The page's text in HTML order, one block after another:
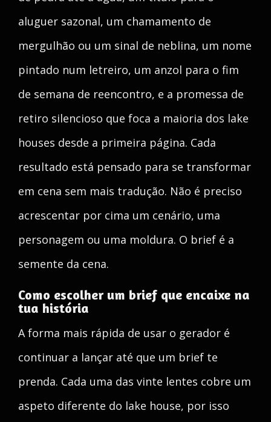
aluguer sazonal, um chamamento de
mergulhão ou um sinal de neblina, um nome
pintado num letreiro, um anzol para o fim
de semana de reencontro, e a promessa de
retiro silencioso que foca a maioria dos lake
houses desde a primeira página. Cada
resultado está pensado para se transformar
em cena sem mais tradução. Não é preciso
acrescentar por cima um cenário, uma
personagem ou uma moldura. O brief é a
semente da cena.
Como escolher um brief que encaixe na
tua história
A forma mais rápida de usar o gerador é
continuar a lançar até que um brief te
prenda. Cada uma das vinte lentes cobre um
aspeto diferente do lake house, por isso